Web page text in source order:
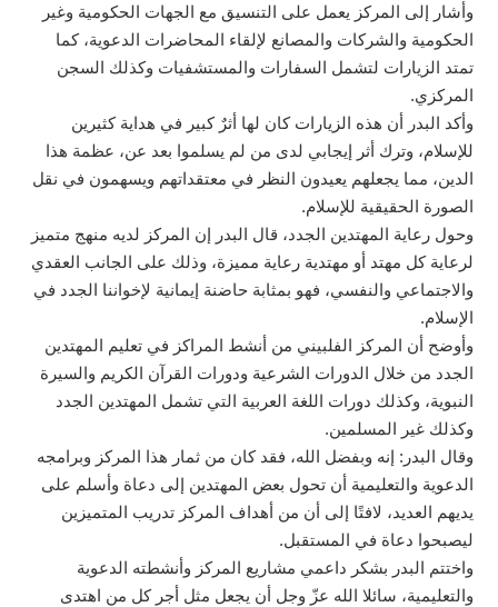
وأشار إلى المركز يعمل على التنسيق مع الجهات الحكومية وغير
الحكومية والشركات والمصانع لإلقاء المحاضرات الدعوية، كما
تمتد الزيارات لتشمل السفارات والمستشفيات وكذلك السجن
المركزي.
وأكد البدر أن هذه الزيارات كان لها أثرٌ كبير في هداية كثيرين
للإسلام، وترك أثر إيجابي لدى من لم يسلموا بعد عن، عظمة هذا
الدين، مما يجعلهم يعيدون النظر في معتقداتهم ويسهمون في نقل
الصورة الحقيقية للإسلام.
وحول رعاية المهتدين الجدد، قال البدر إن المركز لديه منهج متميز
لرعاية كل مهتد أو مهتدية رعاية مميزة، وذلك على الجانب العقدي
والاجتماعي والنفسي، فهو بمثابة حاضنة إيمانية لإخواننا الجدد في
الإسلام.
وأوضح أن المركز الفلبيني من أنشط المراكز في تعليم المهتدين
الجدد من خلال الدورات الشرعية ودورات القرآن الكريم والسيرة
النبوية، وكذلك دورات اللغة العربية التي تشمل المهتدين الجدد
وكذلك غير المسلمين.
وقال البدر: إنه وبفضل الله، فقد كان من ثمار هذا المركز وبرامجه
الدعوية والتعليمية أن تحول بعض المهتدين إلى دعاة وأسلم على
يديهم العديد، لافتًا إلى أن من أهداف المركز تدريب المتميزين
ليصبحوا دعاة في المستقبل.
واختتم البدر بشكر داعمي مشاريع المركز وأنشطته الدعوية
والتعليمية، سائلا الله عزّ وجل أن يجعل مثل أجر كل من اهتدى